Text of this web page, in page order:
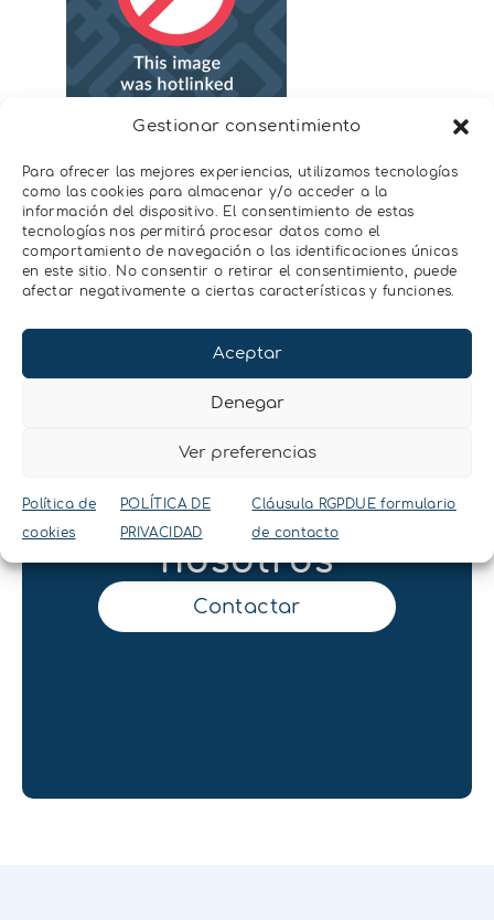
Gestionar consentimiento
Para ofrecer las mejores experiencias, utilizamos tecnologías
como las cookies para almacenar y/o acceder a la
información del dispositivo. El consentimiento de estas
tecnologías nos permitirá procesar datos como el
comportamiento de navegación o las identificaciones únicas
en este sitio. No consentir o retirar el consentimiento, puede
afectar negativamente a ciertas características y funciones.
Aceptar
Denegar
Ver preferencias
Política de
cookies
POLÍTICA DE
PRIVACIDAD
Cláusula RGPDUE formulario
de contacto
Se ha identificado que los datos usados
por el algoritmo, no tienen la resolución
espacial optima para estimar la humedad
de suelo a 1 km de resolución y que esto
afecta al resultado final de humedad.
Si estáis interesados en consultar y leer el
este
Contacta con
nosotros
Contactar